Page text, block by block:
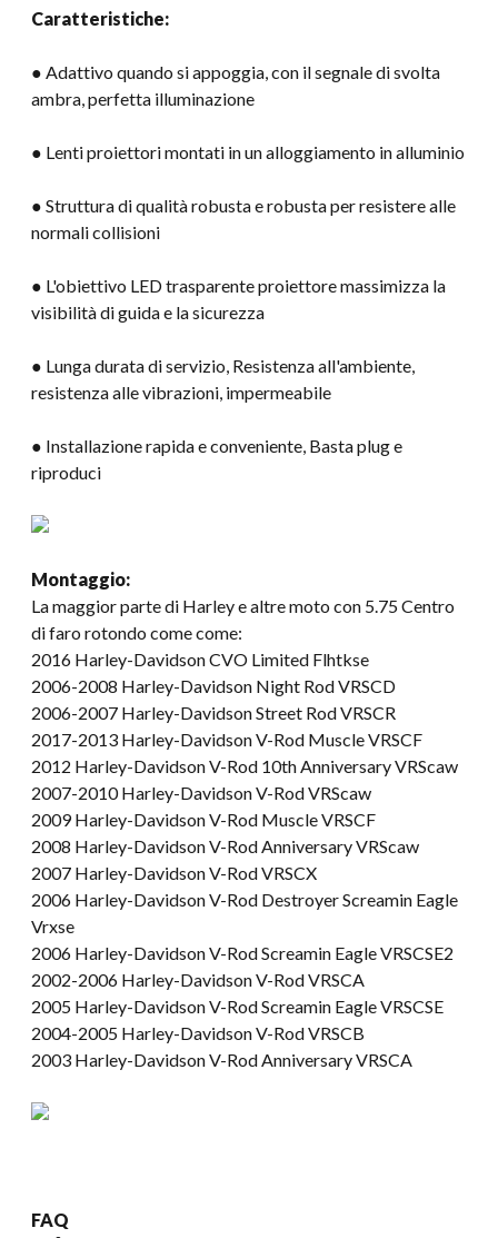
Caratteristiche:
● Adattivo quando si appoggia, con il segnale di svolta
ambra, perfetta illuminazione
● Lenti proiettori montati in un alloggiamento in alluminio
● Struttura di qualità robusta e robusta per resistere alle
normali collisioni
● L'obiettivo LED trasparente proiettore massimizza la
visibilità di guida e la sicurezza
● Lunga durata di servizio, Resistenza all'ambiente,
resistenza alle vibrazioni, impermeabile
● Installazione rapida e conveniente, Basta plug e
riproduci
Montaggio:
La maggior parte di Harley e altre moto con 5.75 Centro
di faro rotondo come come:
2016 Harley-Davidson CVO Limited Flhtkse
2006-2008 Harley-Davidson Night Rod VRSCD
2006-2007 Harley-Davidson Street Rod VRSCR
2017-2013 Harley-Davidson V-Rod Muscle VRSCF
2012 Harley-Davidson V-Rod 10th Anniversary VRScaw
2007-2010 Harley-Davidson V-Rod VRScaw
2009 Harley-Davidson V-Rod Muscle VRSCF
2008 Harley-Davidson V-Rod Anniversary VRScaw
2007 Harley-Davidson V-Rod VRSCX
2006 Harley-Davidson V-Rod Destroyer Screamin Eagle
Vrxse
2006 Harley-Davidson V-Rod Screamin Eagle VRSCSE2
2002-2006 Harley-Davidson V-Rod VRSCA
2005 Harley-Davidson V-Rod Screamin Eagle VRSCSE
2004-2005 Harley-Davidson V-Rod VRSCB
2003 Harley-Davidson V-Rod Anniversary VRSCA
FAQ